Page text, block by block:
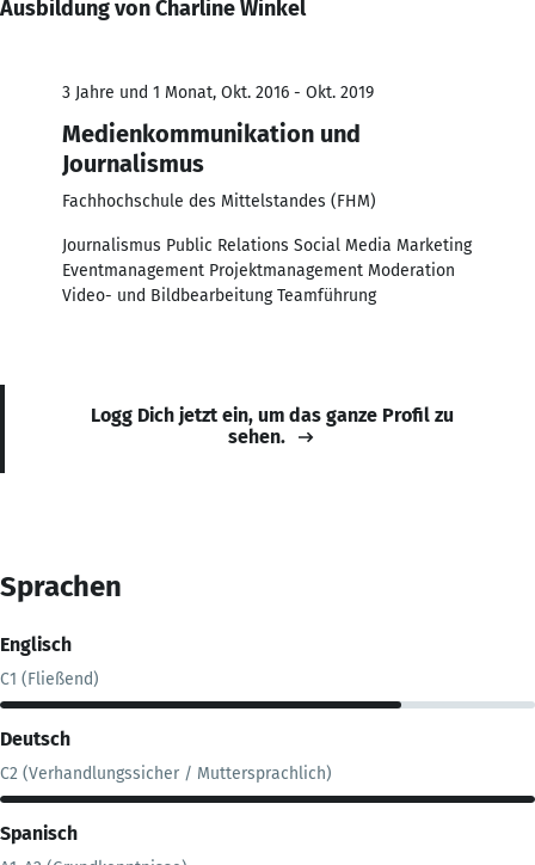
Ausbildung von Charline Winkel
3 Jahre und 1 Monat, Okt. 2016 - Okt. 2019
Medienkommunikation und
Journalismus
Fachhochschule des Mittelstandes (FHM)
Journalismus Public Relations Social Media Marketing
Eventmanagement Projektmanagement Moderation
Video- und Bildbearbeitung Teamführung
Logg Dich jetzt ein, um das ganze Profil zu
sehen.
Sprachen
Englisch
C1 (Fließend)
Deutsch
C2 (Verhandlungssicher / Muttersprachlich)
Spanisch